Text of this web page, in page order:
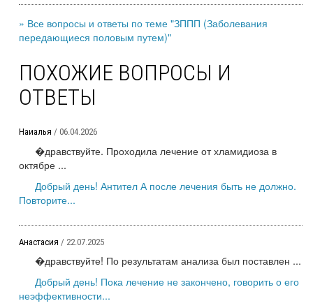
» Все вопросы и ответы по теме "ЗППП (Заболевания
передающиеся половым путем)"
ПОХОЖИЕ ВОПРОСЫ И
ОТВЕТЫ
Наиалья / 06.04.2026
�дравствуйте. Проходила лечение от хламидиоза в
октябре ...
Добрый день! Антител А после лечения быть не должно.
Повторите...
Анастасия / 22.07.2025
�дравствуйте! По результатам анализа был поставлен ...
Добрый день! Пока лечение не закончено, говорить о его
неэффективности...